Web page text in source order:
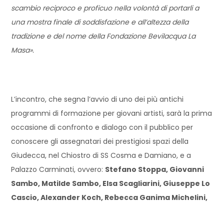
scambio reciproco e proficuo nella volontà di portarli a
una mostra finale di soddisfazione e all’altezza della
tradizione e del nome della Fondazione Bevilacqua La
Masa».
L’incontro, che segna l’avvio di uno dei più antichi
programmi di formazione per giovani artisti, sarà la prima
occasione di confronto e dialogo con il pubblico per
conoscere gli assegnatari dei prestigiosi spazi della
Giudecca, nel Chiostro di SS Cosma e Damiano, e a
Palazzo Carminati, ovvero: Stefano Stoppa, Giovanni
Sambo, Matilde Sambo, Elsa Scagliarini, Giuseppe Lo
Cascio, Alexander Koch, Rebecca Ganima Michelini,